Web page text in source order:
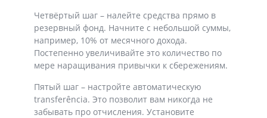
Четвёртый шаг – налейте средства прямо в
резервный фонд. Начните с небольшой суммы,
например, 10% от месячного дохода.
Постепенно увеличивайте это количество по
мере наращивания привычки к сбережениям.
Пятый шаг – настройте автоматическую
transferência. Это позволит вам никогда не
забывать про отчисления. Установите